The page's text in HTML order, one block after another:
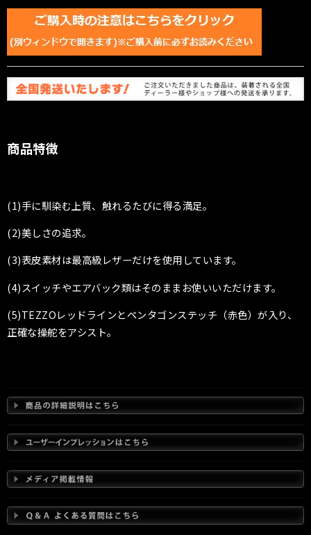
商品特徴
(1)手に馴染む上質、触れるたびに得る満足。
(2)美しさの追求。
(3)表皮素材は最高級レザーだけを使用しています。
(4)スイッチやエアバック類はそのままお使いいただけます。
(5)TEZZOレッドラインとペンタゴンステッチ（赤色）が入り、
正確な操舵をアシスト。